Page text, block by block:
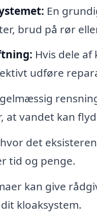
En
brud på rør
Hvis dele
udføre
at vandet kan
det
tid og penge.
kan give
kloaksystem.